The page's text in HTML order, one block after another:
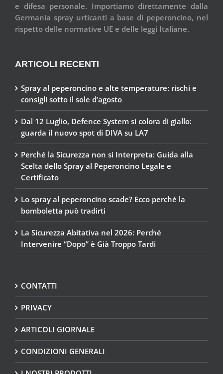
e difesa personale. Importiamo direttamente dalla
Germania spray urticanti a base di peperoncino, nel
rispetto delle normative UE e delle leggi Italiane.
ARTICOLI RECENTI
Spray al peperoncino e alte temperature: rischi e
consigli sotto il sole d’agosto
Dal 12 Luglio, Defence System si colora di giallo:
guarda il nuovo spot di DIVA su LA7
Perché la Sicurezza non si Interpreta: Guida alla
Scelta dello Spray al Peperoncino Legale e
Certificato
Lo spray al peperoncino scade? Ecco perché la
bomboletta può tradirti
La Sicurezza Abitativa nel 2026: Perché
Intervenire “Dopo” è Già Troppo Tardi
CONTATTI
PRIVACY
ARTICOLI GIORNALE
CONDIZIONI GENERALI